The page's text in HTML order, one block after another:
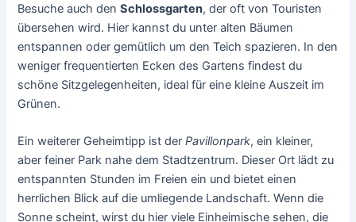
Besuche auch denSchlossgarten, der oft von Touristen
übersehen wird. Hier kannst du unter alten Bäumen
entspannen oder gemütlich um den Teich spazieren. In den
weniger frequentierten Ecken des Gartens findest du
schöne Sitzgelegenheiten, ideal für eine kleine Auszeit im
Grünen.
Ein weiterer Geheimtipp ist derPavillonpark, ein kleiner,
aber feiner Park nahe dem Stadtzentrum. Dieser Ort lädt zu
entspannten Stunden im Freien ein und bietet einen
herrlichen Blick auf die umliegende Landschaft. Wenn die
Sonne scheint, wirst du hier viele Einheimische sehen, die